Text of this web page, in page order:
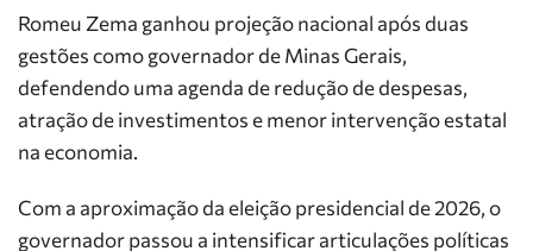
Romeu Zema ganhou projeção nacional após duas
gestões como governador de Minas Gerais,
defendendo uma agenda de redução de despesas,
atração de investimentos e menor intervenção estatal
na economia.
Com a aproximação da eleição presidencial de 2026, o
governador passou a intensificar articulações políticas